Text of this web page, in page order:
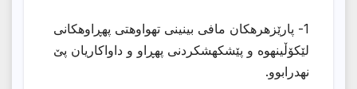
1- پارێزهرهكان مافی بینینی تهواوهتی پهڕاوهكانی
لێكۆڵینهوه و پێشكهشكردنی پهڕاو و داواكاریان پێ
نهدرابوو.